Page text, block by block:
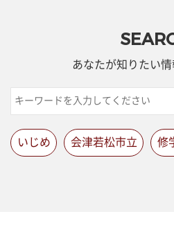
あなたが知りたい
いじめ 会津若松市立 修